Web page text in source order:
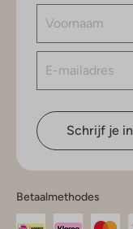
Schrijf je in
Betaalmethodes